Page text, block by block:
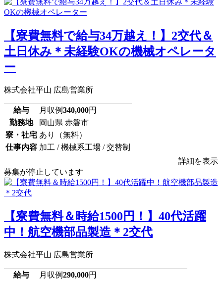
【寮費無料で給与34万越え！】2交代＆
土日休み＊未経験OKの機械オペレータ
ー
株式会社平山 広島営業所
給与 月収例340,000円
勤務地
岡山県 赤磐市
寮・社宅 あり（無料）
仕事内容 加工 / 機械系工場 / 交替制
詳細を表示
募集が停止しています
【寮費無料＆時給1500円！】40代活躍
中！航空機部品製造＊2交代
株式会社平山 広島営業所
給与 月収例290,000円